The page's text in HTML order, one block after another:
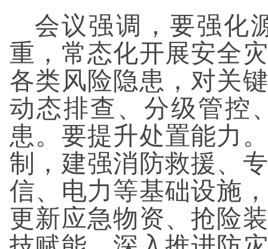
会议强调，要强化
重，常态化开展安全
各类风险隐患，对关
动态排查、分级管控
患。要提升处置能力
制，建强消防救援、
信、电力等基础设施
更新应急物资、抢险